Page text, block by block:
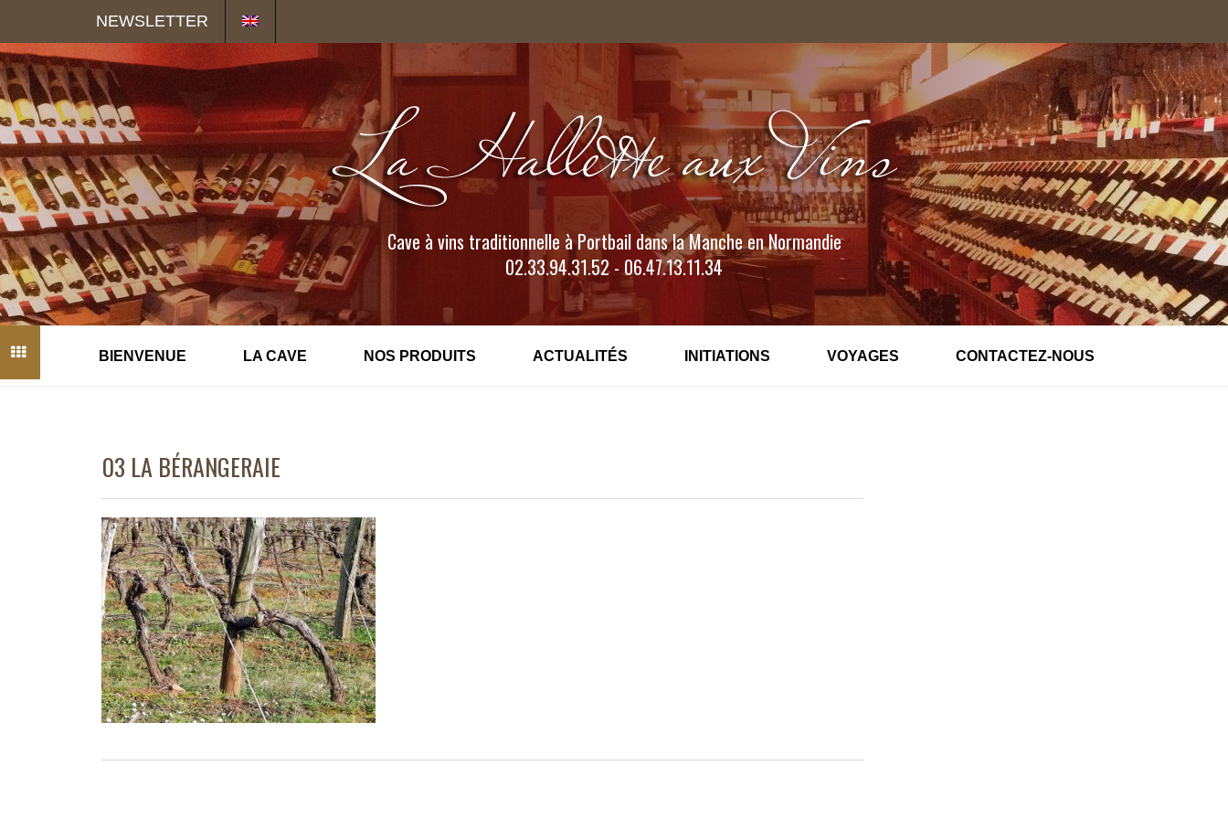
NEWSLETTER
Cave à vins traditionnelle à Portbail dans la Manche en Normandie
02.33.94.31.52 - 06.47.13.11.34
BIENVENUE LA CAVE NOS PRODUITS ACTUALITÉS INITIATIONS VOYAGES CONTACTEZ-NOUS
03 LA BÉRANGERAIE
Panneau de gestion des cookies